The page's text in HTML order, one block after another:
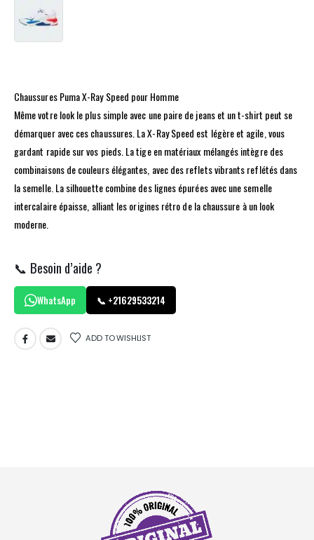
Chaussures Puma X-Ray Speed ​​pour Homme
Même votre look le plus simple avec une paire de jeans et un t-shirt peut se
démarquer avec ces chaussures. La X-Ray Speed ​​​​est légère et agile, vous
gardant rapide sur vos pieds. La tige en matériaux mélangés intègre des
combinaisons de couleurs élégantes, avec des reflets vibrants reflétés dans
la semelle. La silhouette combine des lignes épurées avec une semelle
intercalaire épaisse, alliant les origines rétro de la chaussure à un look
moderne.
📞 Besoin d’aide ?
WhatsApp 📞 +21629533214
ADD TO WISHLIST